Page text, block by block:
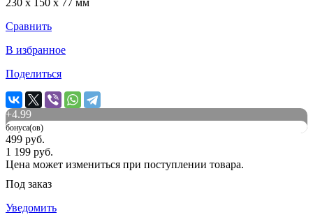
Сравнить
В избранное
Поделиться
+4.99
бонуса(ов)
499 руб.
1 199 руб.
Цена может измениться при поступлении товара.
Под заказ
Уведомить